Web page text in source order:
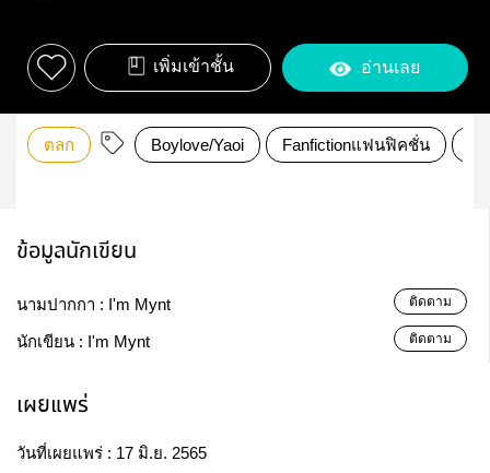
เพิ่มเข้าชั้น อ่านเลย
ตลก Boylove/Yaoi Fanfictionแฟนฟิคชั่น
ข้อมูลนักเขียน
นามปากกา : I'm Mynt ติดตาม
นักเขียน : I'm Mynt ติดตาม
เผยแพร่
วันที่เผยแพร่ : 17 มิ.ย. 2565